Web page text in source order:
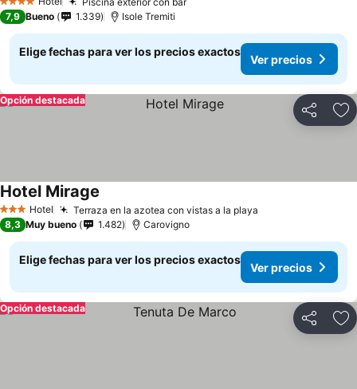
4 Estrellas
7,9 Bueno 1.339 Isole Tremiti
Elige fechas para ver los precios exactos
Ver precios
Compartir
Opción destacada
3 Estrellas
Hotel Terraza en la azotea con vistas a la playa
Hotel Mirage
8,3 Muy bueno 1.482 Carovigno
Elige fechas para ver los precios exactos
Ver precios
Compartir
Opción destacada